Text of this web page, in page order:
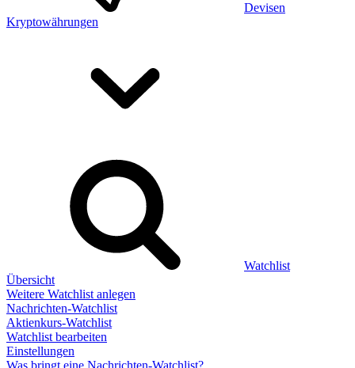
Devisen
Kryptowährungen
Watchlist
Übersicht
Weitere Watchlist anlegen
Nachrichten-Watchlist
Aktienkurs-Watchlist
Watchlist bearbeiten
Einstellungen
Was bringt eine Nachrichten-Watchlist?